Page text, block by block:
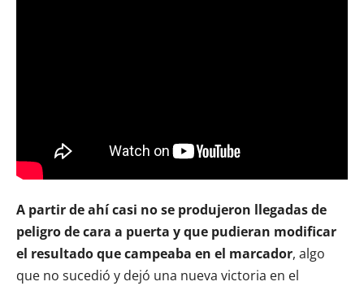
A partir de ahí casi no se produjeron llegadas de
peligro de cara a puerta y que pudieran modificar
el resultado que campeaba en el marcador, algo
que no sucedió y dejó una nueva victoria en el